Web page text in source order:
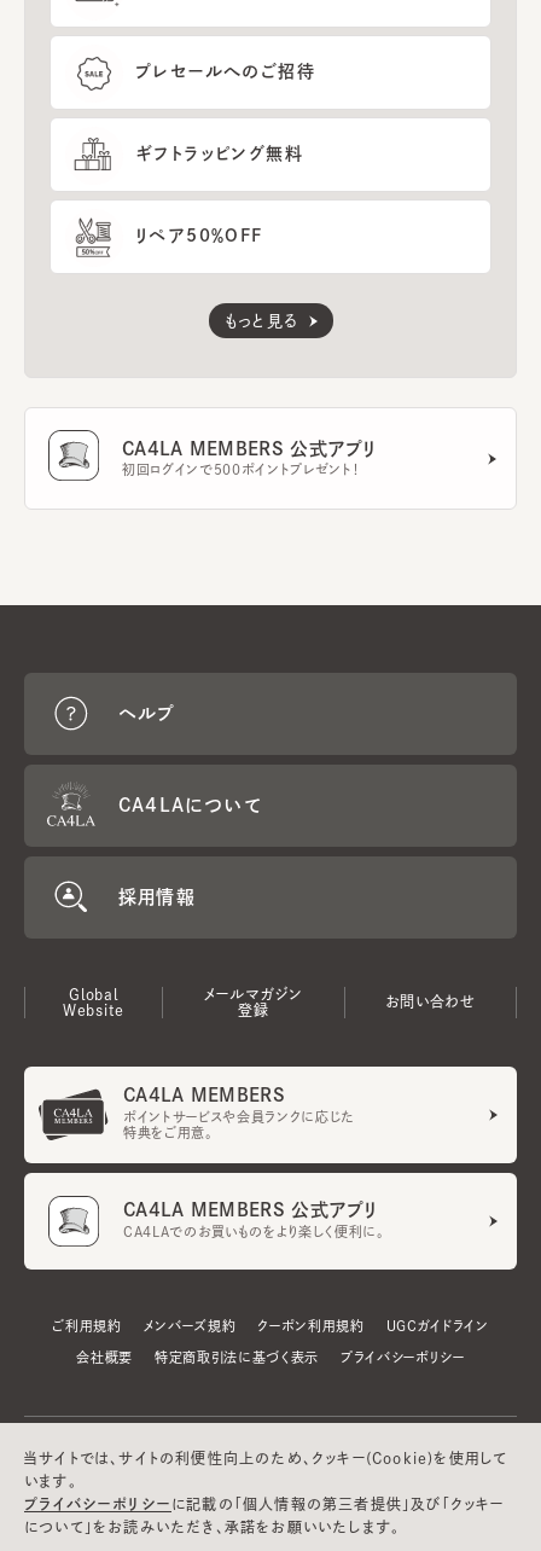
プレセールへのご招待
ギフトラッピング無料
リペア50％OFF
もっと見る
CA4LA MEMBERS 公式アプリ
初回ログインで500ポイントプレゼント！
ヘルプ
CA4LAについて
採用情報
Global
Website
メールマガジン
登録
お問い合わせ
CA4LA MEMBERS
ポイントサービスや会員ランクに応じた
特典をご用意。
CA4LA MEMBERS 公式アプリ
CA4LAでのお買いものをより楽しく便利に。
ご利用規約 メンバーズ規約 クーポン利用規約 UGCガイドライン
会社概要 特定商取引法に基づく表示 プライバシーポリシー
当サイトでは、サイトの利便性向上のため、クッキー(Cookie)を使用して
います。
プライバシーポリシー に記載の「個人情報の第三者提供」及び「クッキー
について」をお読みいただき、承諾をお願いいたします。